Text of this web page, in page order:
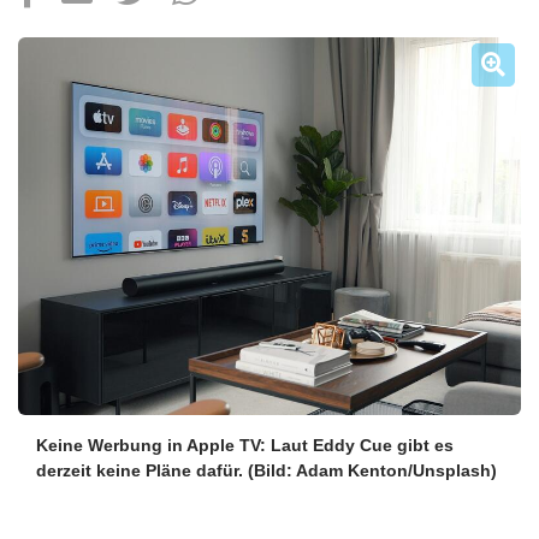
Mac Life+
Anmelden
Keine Werbung in Apple TV: Laut Eddy Cue gibt es
derzeit keine Pläne dafür. (Bild: Adam Kenton/Unsplash)